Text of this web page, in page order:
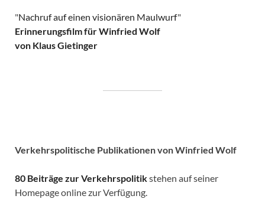
"Nachruf auf einen visionären Maulwurf"
Erinnerungsfilm für Winfried Wolf
von Klaus Gietinger
Verkehrspolitische Publikationen von Winfried Wolf
80 Beiträge zur Verkehrspolitikstehen auf seiner
Homepage online zur Verfügung.